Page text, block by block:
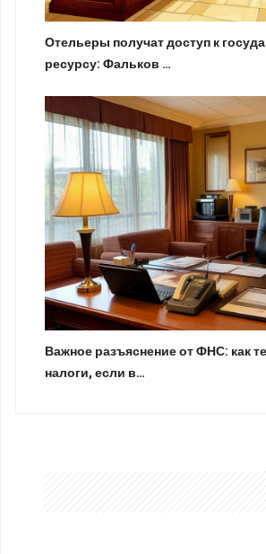
Отельеры получат доступ к
ресурсу: Фальков …
Важное разъяснение от ФНС: как
налоги, если в…